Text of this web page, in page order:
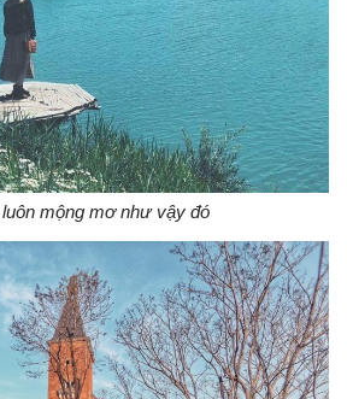
mộng mơ như vậy đó